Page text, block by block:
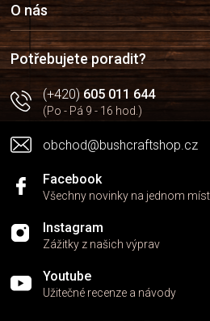
a
t
í
O nás
Potřebujete poradit?
(+420)605 011 644
(Po - Pá 9 - 16 hod.)
obchod@bushcraftshop.cz
Facebook
Všechny novinky na jednom
Instagram
Zážitky z našich výprav
Youtube
Užitečné recenze a návody